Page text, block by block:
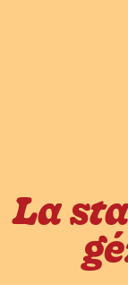
La